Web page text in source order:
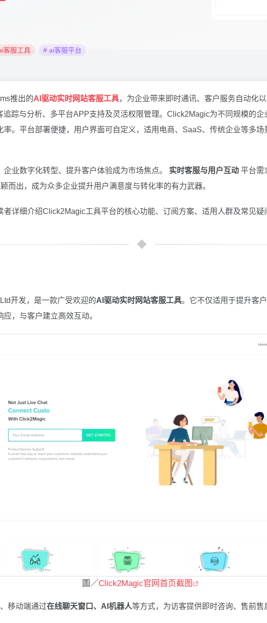
客服工具 # ai客服平台
推出的AI驱动实时网站客服工具，为企业带来即时通讯、客户服务自动化
踪与分析、多平台APP支持及灵活权限管理。Click2Magic为不同规模的
率。平台部署便捷，用户界面可自定义，适用电商、SaaS、传统企业等多
业数字化转型、提升客户体验成为市场焦点。 实时客服与用户互动 平台需
而出，成为众多企业提升用户满意度与转化率的有力武器。
者详细介绍Click2Magic工具平台的核心功能、订阅方案、适用人群及常见疑
开发，是一款广受欢迎的AI驱动实时网站客服工具。它不仅适用于提升客
，与客户建立高效互动。
圖／Click2Magic官网首页截图
移动端通过在线聊天窗口、AI机器人等方式，为访客提供即时咨询、售前